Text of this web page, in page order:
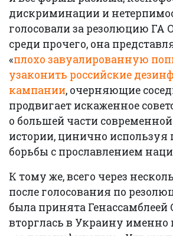
дискриминации и
голосовали за резолюцию ГА
среди прочего, она
«плохо завуалированную
узаконить российские
кампании, очерняющие
продвигает искаженное
о большей части
истории, цинично используя
борьбы с прославлением
К тому же, всего через
после голосования по
была принята Генассамблеей
вторглась в Украину именно